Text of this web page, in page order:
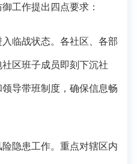
作提出四点要求：
临战状态。各社区、各部
区班子成员即刻下沉社
导带班制度，确保信息畅
隐患工作。重点对辖区内